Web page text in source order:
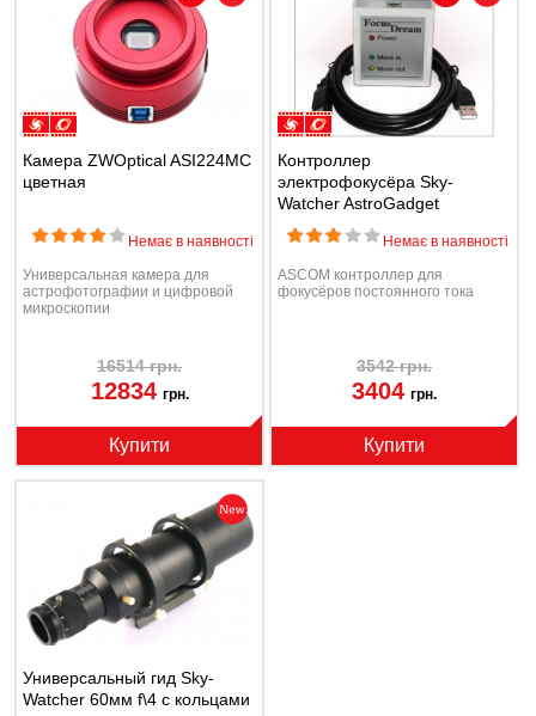
Камера ZWOptical ASI224MC
цветная
Немає в наявності
Универсальная камера для
астрофотографии и цифровой
микроскопии
16514 грн.
12834 грн.
Купити
Контроллер
электрофокусёра Sky-
Watcher AstroGadget
FocusDream
Немає в наявності
ASCOM контроллер для
фокусёров постоянного тока
3542 грн.
3404 грн.
Купити
Универсальный гид Sky-
Watcher 60мм f\4 с кольцами